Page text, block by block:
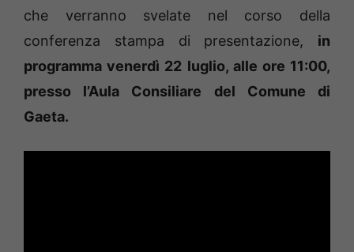
che verranno svelate nel corso della
conferenza stampa di presentazione, in
programma venerdì 22 luglio, alle ore 11:00,
presso l’Aula Consiliare del Comune di
Gaeta.